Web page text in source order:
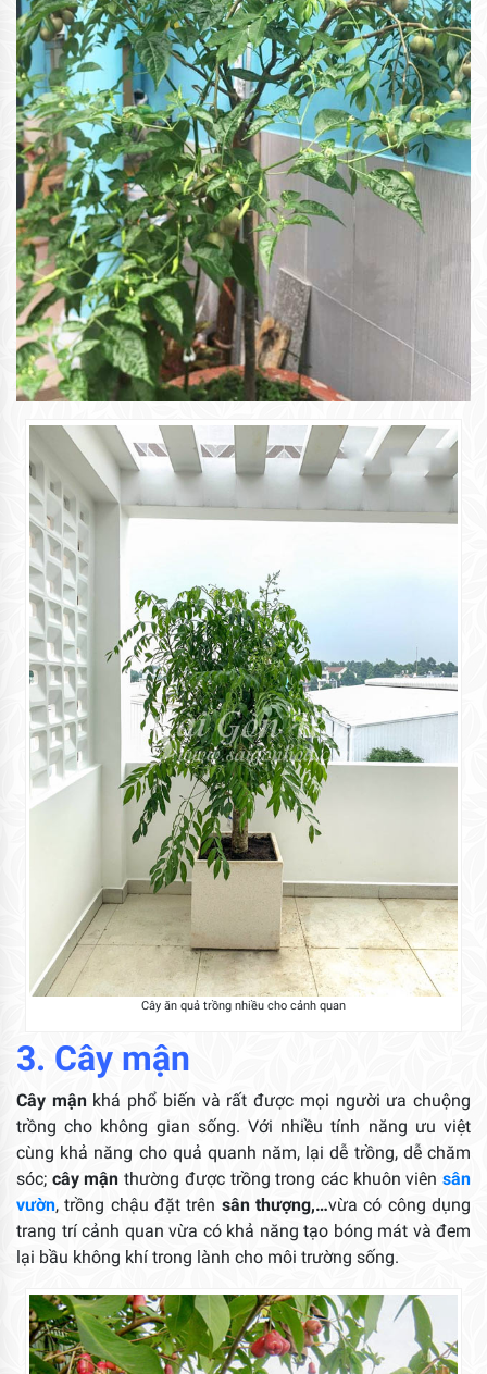
Cây ăn quả trồng nhiều cho cảnh quan
3. Cây mận
Cây mậnkhá phổ biến và rất được mọi người ưa chuộng
trồng cho không gian sống. Với nhiều tính năng ưu việt
cùng khả năng cho quả quanh năm, lại dễ trồng, dễ chăm
sóc; cây mận thường được trồng trong các khuôn viênsân
vườn, trồng chậu đặt trên sân thượng,…vừa có công dụng
trang trí cảnh quan vừa có khả năng tạo bóng mát và đem
lại bầu không khí trong lành cho môi trường sống.